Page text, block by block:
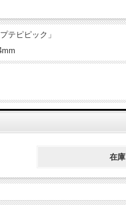
テピピック」
在庫